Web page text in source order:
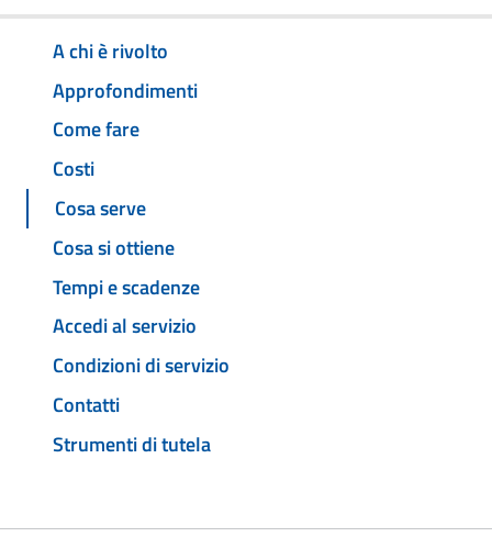
A chi è rivolto
Approfondimenti
Come fare
Costi
Cosa serve
Cosa si ottiene
Tempi e scadenze
Accedi al servizio
Condizioni di servizio
Contatti
Strumenti di tutela